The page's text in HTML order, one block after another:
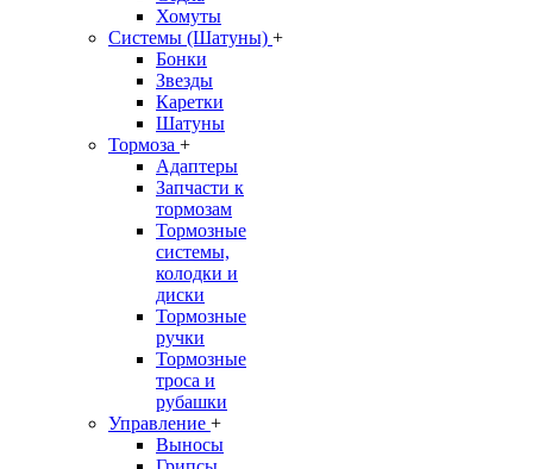
Хомуты
Системы (Шатуны) +
Бонки
Звезды
Каретки
Шатуны
Тормоза +
Адаптеры
Запчасти к
тормозам
Тормозные
системы,
колодки и
диски
Тормозные
ручки
Тормозные
троса и
рубашки
Управление +
Выносы